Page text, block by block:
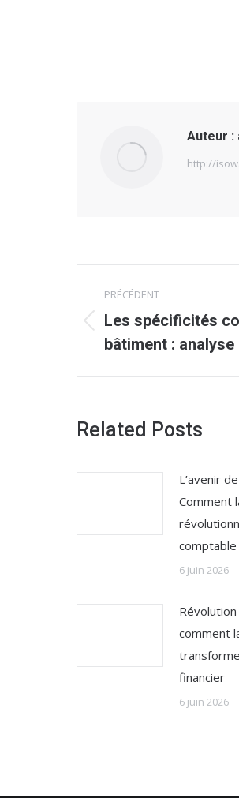
Auteur :
http://
Navigation
article
PRÉCÉDENT
Article
précédent
:
Les spécificités
bâtiment : analyse
Related Posts
L’avenir
Comment
comptable
6 juin 2026
comment
financier
6 juin 2026